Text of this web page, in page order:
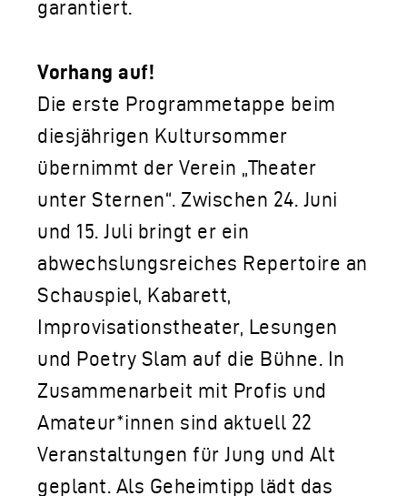
garantiert.
Vorhang auf!
Die erste Programmetappe beim
diesjährigen Kultursommer
übernimmt der Verein „Theater
unter Sternen“. Zwischen 24. Juni
und 15. Juli bringt er ein
abwechslungsreiches Repertoire an
Schauspiel, Kabarett,
Improvisationstheater, Lesungen
und Poetry Slam auf die Bühne. In
Zusammenarbeit mit Profis und
Amateur*innen sind aktuell 22
Veranstaltungen für Jung und Alt
geplant. Als Geheimtipp lädt das